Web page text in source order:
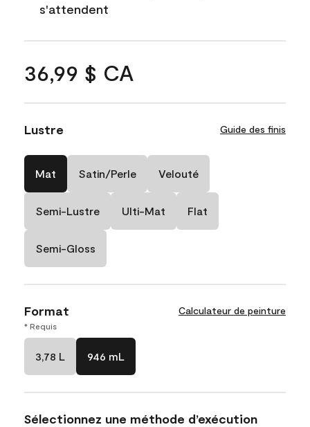
s'attendent
36,99 $ CA
Lustre Guide des finis
Mat Satin/Perle Velouté
Semi-Lustre Ulti-Mat Flat
Semi-Gloss
Format Calculateur de peinture
* Requis
3,78 L 946 mL
Sélectionnez une méthode d’exécution